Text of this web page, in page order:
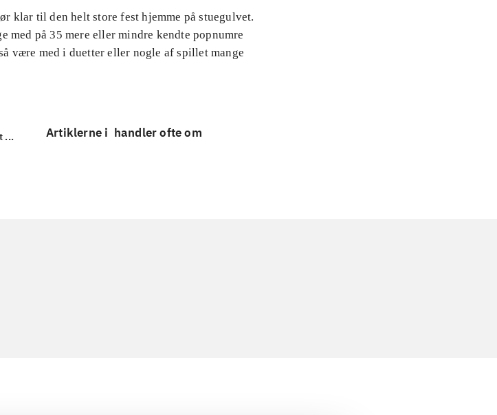
klar til den helt store fest hjemme på stuegulvet.
med på 35 mere eller mindre kendte popnumre
være med i duetter eller nogle af spillet mange
... Artiklerne i handler ofte om